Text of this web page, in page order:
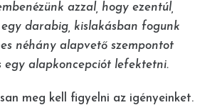
azzal, hogy ezentúl,
darabig, kislakásban fogunk
néhány alapvető szempontot
egy alapkoncepciót lefektetni.
meg kell figyelni az igényeinket.